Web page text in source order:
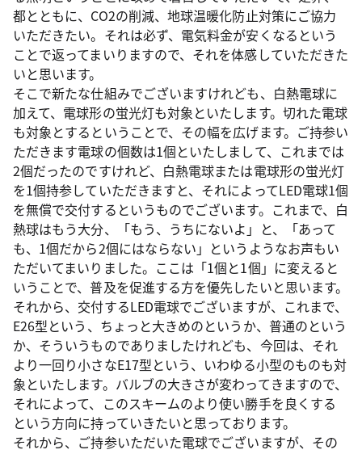
都とともに、CO2の削減、地球温暖化防止対策にご協力
いただきたい。それは必ず、電気料金が安くなるという
ことで返ってまいりますので、それを体感していただきた
いと思います。
そこで新たな仕組みでございますけれども、白熱電球に
加えて、電球形の蛍光灯も対象といたします。切れた電球
も対象とするということで、その幅を広げます。ご持参い
ただきます電球の個数は1個といたしまして、これまでは
2個だったのですけれど、白熱電球または電球形の蛍光灯
を1個持参していただきますと、それによってLED電球1個
を無償で交付するというものでございます。これまで、白
熱球はもう大分、「もう、うちにないよ」と、「あって
も、1個だから2個にはならない」というようなお声もい
ただいてまいりました。ここは「1個と1個」に変えると
いうことで、普及を促進する方を優先したいと思います。
それから、交付するLED電球でございますが、これまで、
E26型という、ちょっと大きめのというか、普通のという
か、そういうものでありましたけれども、今回は、それ
より一回り小さなE17型という、いわゆる小型のものも対
象といたします。バルブの大きさが変わってきますので、
それによって、このスキームのより使い勝手を良くする
という方向に持っていきたいと思っております。
それから、ご持参いただいた電球でございますが、その